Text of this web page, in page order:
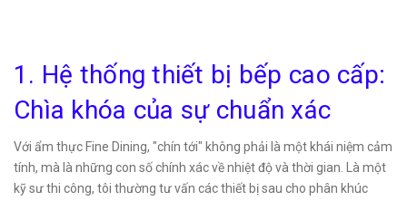
1. Hệ thống thiết bị bếp cao cấp:
Chìa khóa của sự chuẩn xác
Với ẩm thực Fine Dining, "chín tới" không phải là một khái niệm cảm
tính, mà là những con số chính xác về nhiệt độ và thời gian. Là một
kỹ sư thi công, tôi thường tư vấn các thiết bị sau cho phân khúc